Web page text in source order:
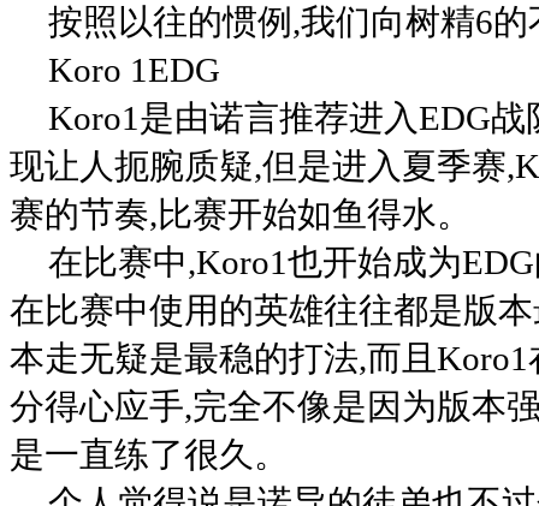
按照以往的惯例,我们向树精6
Koro 1EDG
Koro1是由诺言推荐进入EDG
现让人扼腕质疑,但是进入夏季赛
赛的节奏,比赛开始如鱼得水。
在比赛中,Koro1也开始成为
在比赛中使用的英雄往往都是版
本走无疑是最稳的打法,而且
分得心应手,完全不像是因为版本
是一直练了很久。